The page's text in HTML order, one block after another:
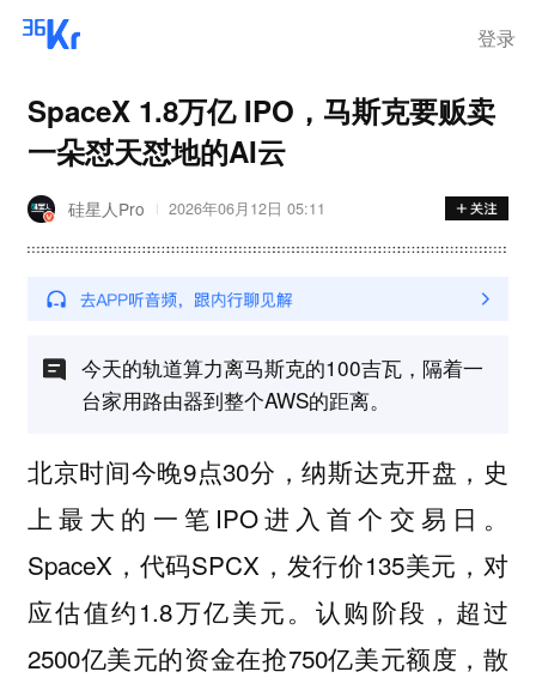
登录
SpaceX 1.8万亿 IPO，马斯克要贩卖
一朵怼天怼地的AI云
硅星人Pro 2026年06月12日 05:11
今天的轨道算力离马斯克的100吉瓦，隔着一
台家用路由器到整个AWS的距离。
北京时间今晚9点30分，纳斯达克开盘，史
上最大的一笔IPO进入首个交易日。
SpaceX，代码SPCX，发行价135美元，对
应估值约1.8万亿美元。认购阶段，超过
2500亿美元的资金在抢750亿美元额度，散